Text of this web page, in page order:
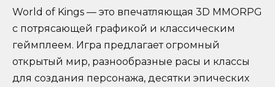
World of Kings — это впечатляющая 3D MMORPG
с потрясающей графикой и классическим
геймплеем. Игра предлагает огромный
открытый мир, разнообразные расы и классы
для создания персонажа, десятки эпических